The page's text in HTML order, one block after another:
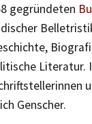
gegründeten
Genscher.